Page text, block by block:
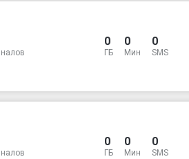
0
ГБ
0
Мин
0
SMS
0
ГБ
0
Мин
0
SMS